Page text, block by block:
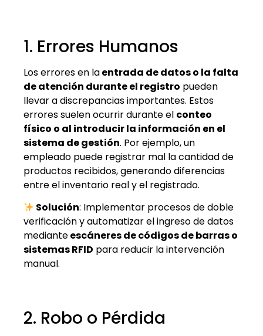
1. Errores Humanos
Los errores en laentrada de datos o la falta
de atención durante el registro pueden
llevar a discrepancias importantes. Estos
errores suelen ocurrir durante el conteo
físico o al introducir la información en el
sistema de gestión. Por ejemplo, un
empleado puede registrar mal la cantidad de
productos recibidos, generando diferencias
entre el inventario real y el registrado.
Solución: Implementar procesos de doble
verificación y automatizar el ingreso de datos
medianteescáneres de códigos de barras o
sistemas RFID para reducir la intervención
manual.
2. Robo o Pérdida